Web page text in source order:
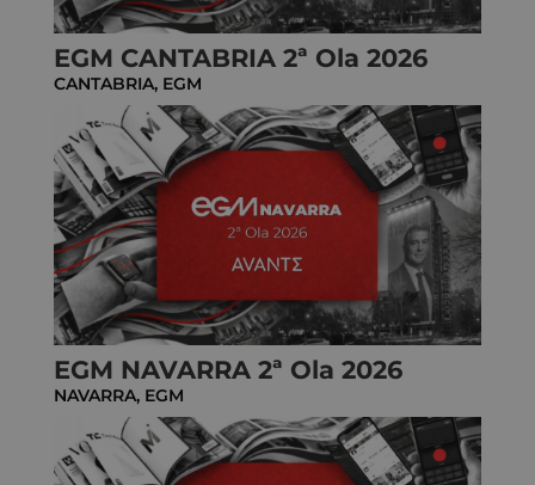
EGM CANTABRIA 2ª Ola 2026
CANTABRIA, EGM
EGM NAVARRA 2ª Ola 2026
NAVARRA, EGM